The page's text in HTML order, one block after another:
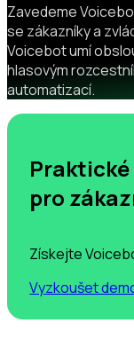
Zavedeme
se zákazníky a
Voicebot umí
hlasovým
automatizací.
pro
Získejte
Vyzkoušet